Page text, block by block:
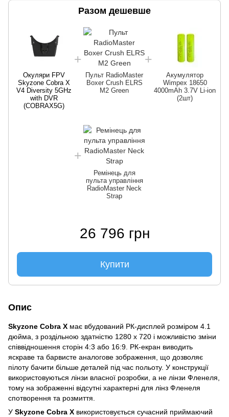
Разом дешевше
Окуляри FPV
Skyzone Cobra X
V4 Diversity 5GHz
with DVR
(COBRAX5G)
Пульт RadioMaster
Boxer Crush ELRS
M2 Green
Акумулятор
Wimpex 18650
4000mAh 3.7V Li-ion
(2шт)
Ремінець для
пульта управління
RadioMaster Neck
Strap
26 796 грн
Купити
Опис
Skyzone Cobra X має вбудований РК-дисплей розміром 4.1
дюйма, з роздільною здатністю 1280 x 720 і можливістю зміни
співвідношення сторін 4:3 або 16:9. РК-екран виводить
яскраве та барвисте аналогове зображення, що дозволяє
пілоту бачити більше деталей під час польоту. У конструкції
використовуються лінзи власної розробки, а не лінзи Фленеля,
тому на зображенні відсутні характерні для лінз Фленеля
спотворення та розмиття.
У Skyzone Cobra X використовується сучасний приймаючий